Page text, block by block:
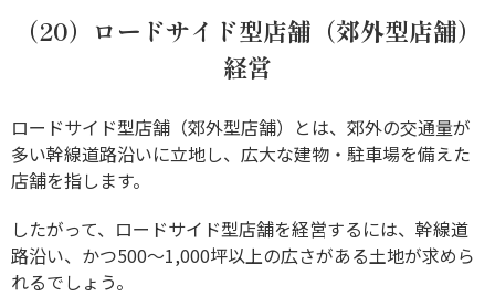
（20）ロードサイド型店舗（郊外型店舗）
経営
ロードサイド型店舗（郊外型店舗）とは、郊外の交通量が
多い幹線道路沿いに立地し、広大な建物・駐車場を備えた
店舗を指します。
したがって、ロードサイド型店舗を経営するには、幹線道
路沿い、かつ500～1,000坪以上の広さがある土地が求めら
れるでしょう。